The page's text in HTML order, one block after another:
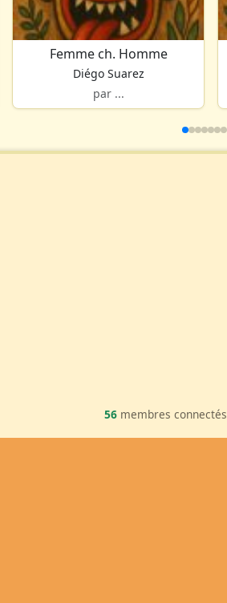
Femme ch. Homme
Diégo Suarez
par ...
56 membres connectés